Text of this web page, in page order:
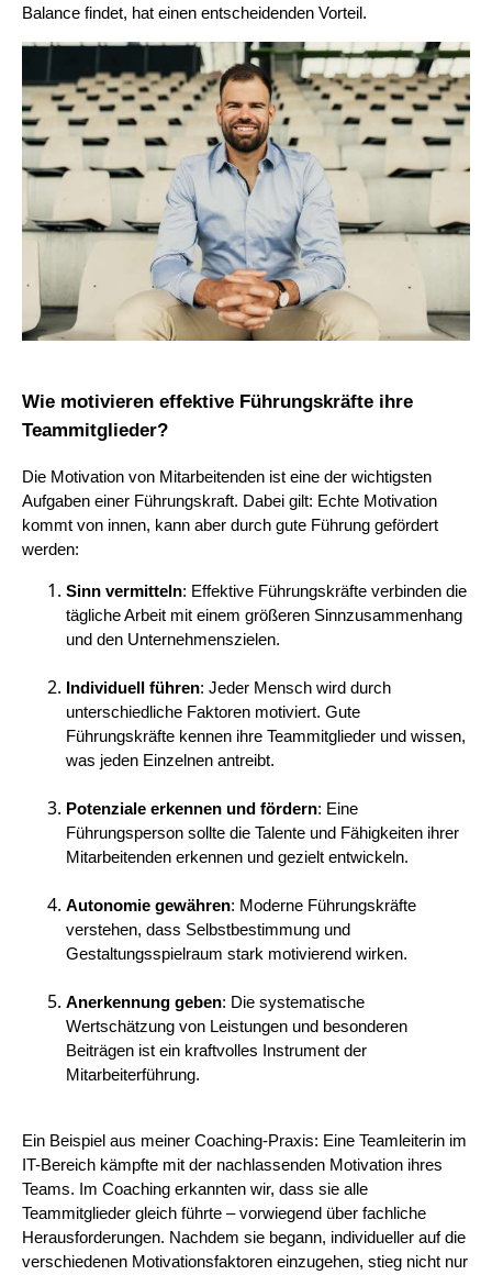
Balance findet, hat einen entscheidenden Vorteil.
Wie motivieren effektive Führungskräfte ihre
Teammitglieder?
Die Motivation von Mitarbeitenden ist eine der wichtigsten
Aufgaben einer Führungskraft. Dabei gilt: Echte Motivation
kommt von innen, kann aber durch gute Führung gefördert
werden:
Sinn vermitteln: Effektive Führungskräfte verbinden die
tägliche Arbeit mit einem größeren Sinnzusammenhang
und den Unternehmenszielen.
Individuell führen: Jeder Mensch wird durch
unterschiedliche Faktoren motiviert. Gute
Führungskräfte kennen ihre Teammitglieder und wissen,
was jeden Einzelnen antreibt.
Potenziale erkennen und fördern: Eine
Führungsperson sollte die Talente und Fähigkeiten ihrer
Mitarbeitenden erkennen und gezielt entwickeln.
Autonomie gewähren: Moderne Führungskräfte
verstehen, dass Selbstbestimmung und
Gestaltungsspielraum stark motivierend wirken.
Anerkennung geben: Die systematische
Wertschätzung von Leistungen und besonderen
Beiträgen ist ein kraftvolles Instrument der
Mitarbeiterführung.
Ein Beispiel aus meiner Coaching-Praxis: Eine Teamleiterin im
IT-Bereich kämpfte mit der nachlassenden Motivation ihres
Teams. Im Coaching erkannten wir, dass sie alle
Teammitglieder gleich führte – vorwiegend über fachliche
Herausforderungen. Nachdem sie begann, individueller auf die
verschiedenen Motivationsfaktoren einzugehen, stieg nicht nur